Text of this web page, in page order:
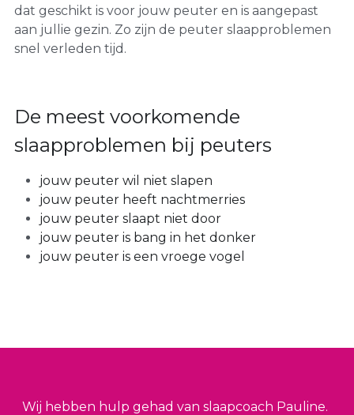
dat geschikt is voor jouw peuter en is aangepast
aan jullie gezin. Zo zijn de peuter slaapproblemen
snel verleden tijd.
De meest voorkomende
slaapproblemen bij peuters
jouw peuter wil niet slapen
jouw peuter heeft nachtmerries
jouw peuter slaapt niet door
jouw peuter is bang in het donker
jouw peuter is een vroege vogel
Wij hebben hulp gehad van slaapcoach Pauline.